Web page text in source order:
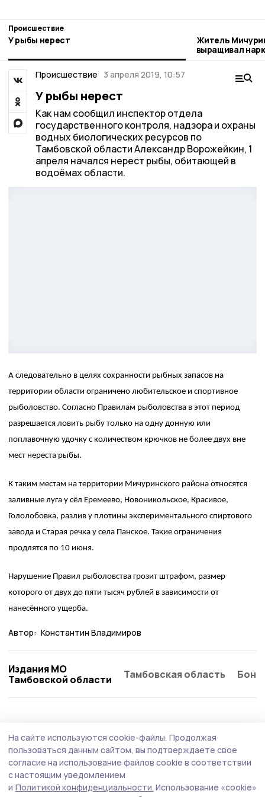
Происшествие
У рыбы нерест
Житель
выращивал
Происшествие 3 апреля 2019, 10:57
У рыбы нерест
Как нам сообщил инспектор отдела
государственного контроля, надзора и охраны
водных биологических ресурсов по
Тамбовской области Александр Ворожейкин, 1
апреля начался нерест рыбы, обитающей в
водоёмах области.
А следовательно в целях сохранности рыбных запасов на
территории области ограничено любительское и спортивное
рыболовство. Согласно Правилам рыболовства в этот период
разрешается ловить рыбу только на одну донную или
поплавочную удочку с количеством крючков не более двух вне
мест нереста рыбы.
К таким местам на территории Мичуринского района относятся
заливные луга у сёл Еремеево, Новоникольское, Красивое,
Гололобовка, разлив у плотины экспериментального спиртового
завода и Старая речка у села Панское. Такие ограничения
продлятся по 10 июня.
Нарушение Правил рыболовства грозит штрафом, размер
которого от двух до пяти тысяч рублей в зависимости от
нанесённого ущерба.
Автор: Константин Владимиров
Издания МО
Тамбовской области
Тамбовская область
На сайте используются cookie-файлы. Продолжая
пользоваться данным сайтом, вы подтверждаете свое
согласие на использование файлов cookie в соответствии
с настоящим уведомлением
и Политикой конфиденциальности. Использование «cookie»